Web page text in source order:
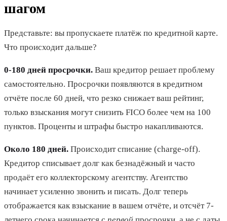
шагом
Представьте: вы пропускаете платёж по кредитной карте.
Что происходит дальше?
0-180 дней просрочки. Ваш кредитор решает проблему
самостоятельно. Просрочки появляются в кредитном
отчёте после 60 дней, что резко снижает ваш рейтинг,
только взыскания могут снизить FICO более чем на 100
пунктов. Проценты и штрафы быстро накапливаются.
Около 180 дней. Происходит списание (charge-off).
Кредитор списывает долг как безнадёжный и часто
продаёт его коллекторскому агентству. Агентство
начинает усиленно звонить и писать. Долг теперь
отображается как взыскание в вашем отчёте, и отсчёт 7-